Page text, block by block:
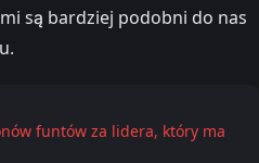
są bardziej podobni do nas
funtów za lidera, który ma